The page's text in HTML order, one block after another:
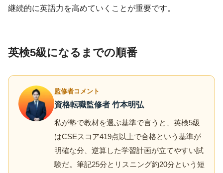
継続的に英語力を高めていくことが重要です。
英検5級になるまでの順番
監修者コメント
資格転職監修者 竹本明弘
私が塾で教材を選ぶ基準で言うと、英検5級
はCSEスコア419点以上で合格という基準が
明確な分、逆算した学習計画が立てやすい試
験だ。筆記25分とリスニング約20分という短